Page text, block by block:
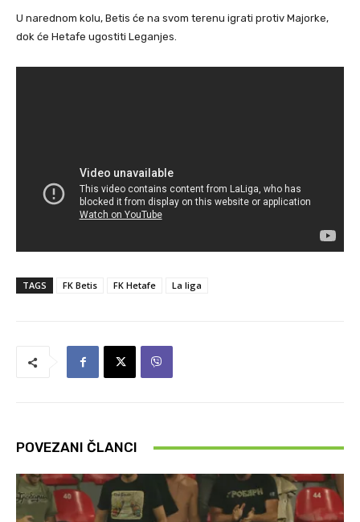
U narednom kolu, Betis će na svom terenu igrati protiv Majorke,
dok će Hetafe ugostiti Leganjes.
TAGS FK Betis FK Hetafe La liga
POVEZANI ČLANCI